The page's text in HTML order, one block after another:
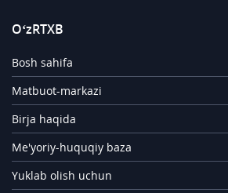
O‘zRTXB
Bosh sahifa
Matbuot-markazi
Birja haqida
Me'yoriy-huquqiy baza
Yuklab olish uchun